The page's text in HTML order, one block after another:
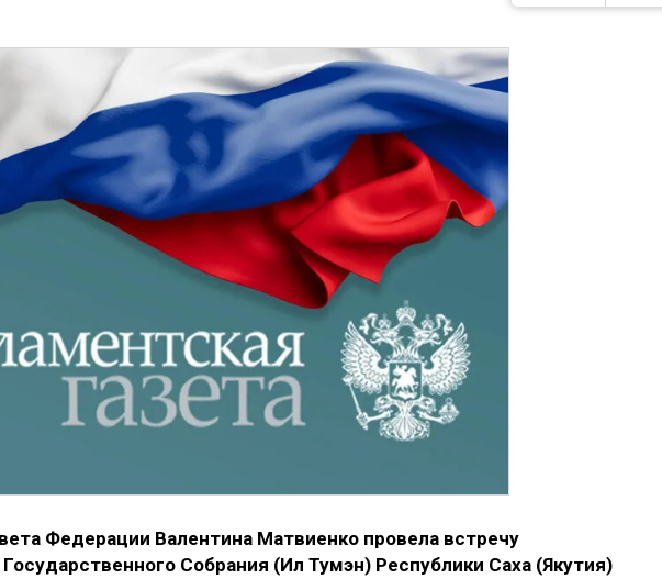
Федерации Валентина Матвиенко провела встречу
Собрания (Ил Тумэн) Республики Саха (Якутия)